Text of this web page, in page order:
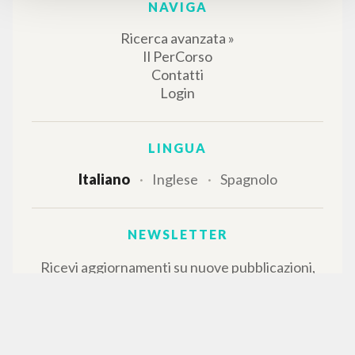
NAVIGA
Ricerca avanzata »
Il PerCorso
Contatti
Login
LINGUA
Italiano Inglese Spagnolo
NEWSLETTER
Ricevi aggiornamenti su nuove pubblicazioni,